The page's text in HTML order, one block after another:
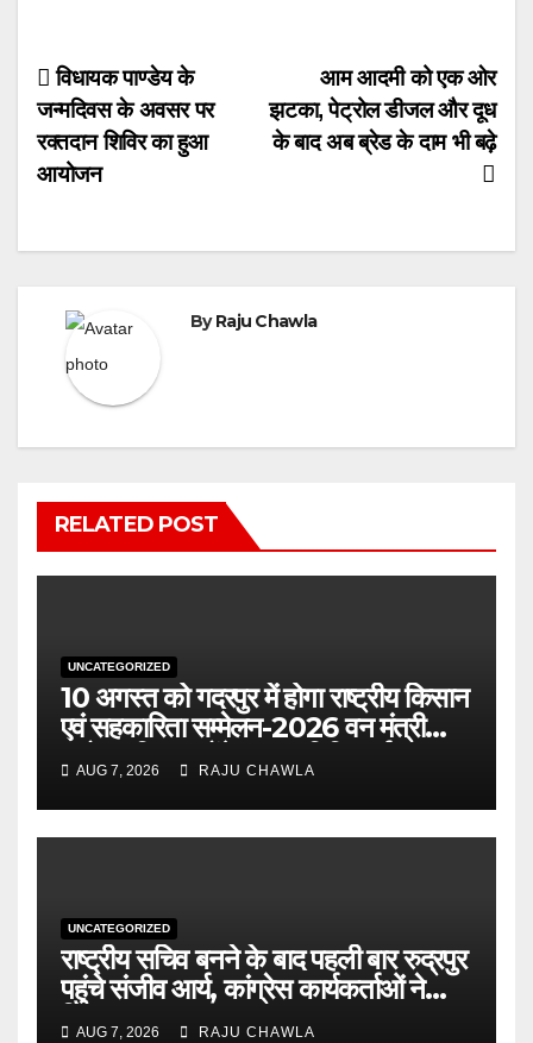
Post
navigation
आम आदमी को एक ओर
झटका, पेट्रोल डीजल और दूध
के बाद अब ब्रेड के दाम भी बढ़े
विधायक पाण्डेय के
जन्मदिवस के अवसर पर
रक्तदान शिविर का हुआ
आयोजन
ByRaju Chawla
RELATED POST
UNCATEGORIZED
10 अगस्त को गदरपुर में होगा राष्ट्रीय किसान
एवं सहकारिता सम्मेलन-2026 वन मंत्री
सुबोध उनियाल होंगे मुख्य अतिथि, पूर्व
पंजीकरण अनिवार्य
AUG 7, 2026 RAJU CHAWLA
UNCATEGORIZED
राष्ट्रीय सचिव बनने के बाद पहली बार रुद्रपुर
पहुंचे संजीव आर्य, कांग्रेस कार्यकर्ताओं ने
किया भव्य स्वागत
AUG 7, 2026 RAJU CHAWLA